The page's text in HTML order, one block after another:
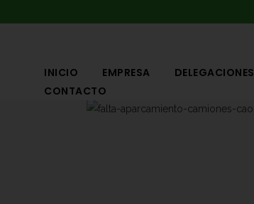
INICIO EMPRESA DELEGACIONES
CONTACTO